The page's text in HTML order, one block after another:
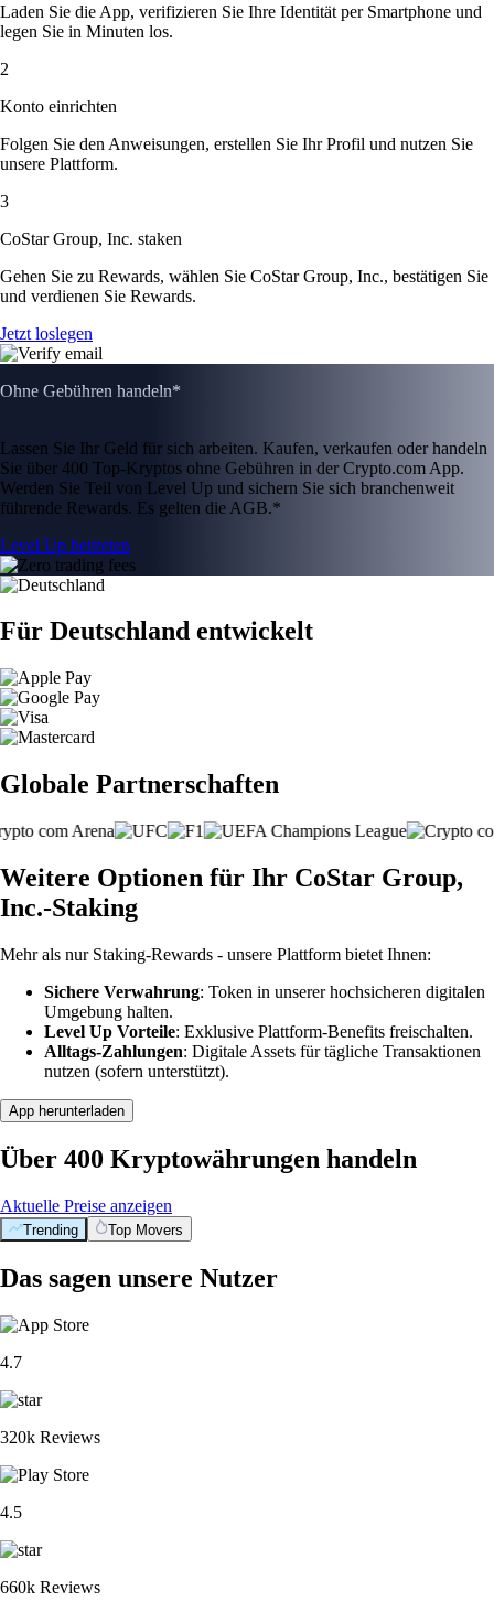
Laden Sie die App, verifizieren Sie Ihre Identität per Smartphone und
legen Sie in Minuten los.
2
Konto einrichten
Folgen Sie den Anweisungen, erstellen Sie Ihr Profil und nutzen Sie
unsere Plattform.
3
CoStar Group, Inc. staken
Gehen Sie zu Rewards, wählen Sie CoStar Group, Inc., bestätigen Sie
und verdienen Sie Rewards.
Jetzt loslegen
Ohne Gebühren handeln*
Lassen Sie Ihr Geld für sich arbeiten. Kaufen, verkaufen oder handeln
Sie über 400 Top-Kryptos ohne Gebühren in der Crypto.com App.
Werden Sie Teil von Level Up und sichern Sie sich branchenweit
führende Rewards. Es gelten die AGB.*
Level Up beitreten
Für Deutschland entwickelt
Globale Partnerschaften
Weitere Optionen für Ihr CoStar Group,
Inc.-Staking
Mehr als nur Staking-Rewards - unsere Plattform bietet Ihnen:
Sichere Verwahrung: Token in unserer hochsicheren digitalen
Umgebung halten.
Level Up Vorteile: Exklusive Plattform-Benefits freischalten.
Alltags-Zahlungen: Digitale Assets für tägliche Transaktionen
nutzen (sofern unterstützt).
App herunterladen
Über 400 Kryptowährungen handeln
Aktuelle Preise anzeigen
Trending Top Movers
Das sagen unsere Nutzer
4.7
320k Reviews
4.5
660k Reviews